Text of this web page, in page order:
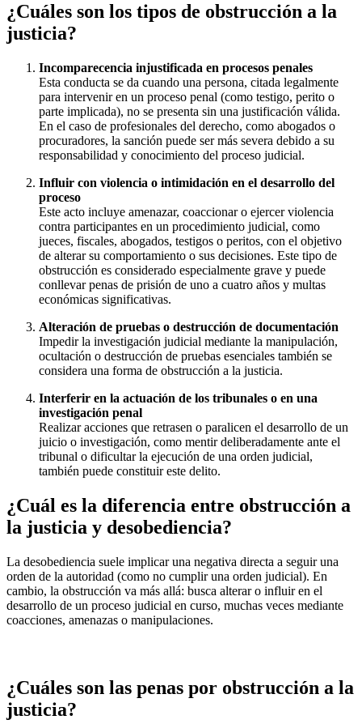
¿Cuáles son los tipos de obstrucción a la
justicia?
Incomparecencia injustificada en procesos penales
Esta conducta se da cuando una persona, citada legalmente
para intervenir en un proceso penal (como testigo, perito o
parte implicada), no se presenta sin una justificación válida.
En el caso de profesionales del derecho, como abogados o
procuradores, la sanción puede ser más severa debido a su
responsabilidad y conocimiento del proceso judicial.
Influir con violencia o intimidación en el desarrollo del
proceso
Este acto incluye amenazar, coaccionar o ejercer violencia
contra participantes en un procedimiento judicial, como
jueces, fiscales, abogados, testigos o peritos, con el objetivo
de alterar su comportamiento o sus decisiones. Este tipo de
obstrucción es considerado especialmente grave y puede
conllevar penas de prisión de uno a cuatro años y multas
económicas significativas.
Alteración de pruebas o destrucción de documentación
Impedir la investigación judicial mediante la manipulación,
ocultación o destrucción de pruebas esenciales también se
considera una forma de obstrucción a la justicia.
Interferir en la actuación de los tribunales o en una
investigación penal
Realizar acciones que retrasen o paralicen el desarrollo de un
juicio o investigación, como mentir deliberadamente ante el
tribunal o dificultar la ejecución de una orden judicial,
también puede constituir este delito.
¿Cuál es la diferencia entre obstrucción a
la justicia y desobediencia?
La desobediencia suele implicar una negativa directa a seguir una
orden de la autoridad (como no cumplir una orden judicial). En
cambio, la obstrucción va más allá: busca alterar o influir en el
desarrollo de un proceso judicial en curso, muchas veces mediante
coacciones, amenazas o manipulaciones.
¿Cuáles son las penas por obstrucción a la
justicia?